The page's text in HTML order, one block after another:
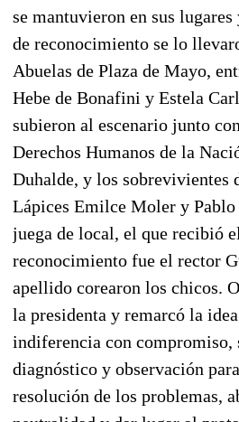
se mantuvieron en sus
de reconocimiento se lo
Abuelas de Plaza de Mayo,
Hebe de Bonafini y Estela
subieron al escenario junto
Derechos Humanos de la
Duhalde, y los sobrevivientes
Lápices Emilce Moler y
juega de local, el que recibió
reconocimiento fue el rector
apellido corearon los chicos.
la presidenta y remarcó la
indiferencia con compromiso,
diagnóstico y observación
resolución de los problemas,